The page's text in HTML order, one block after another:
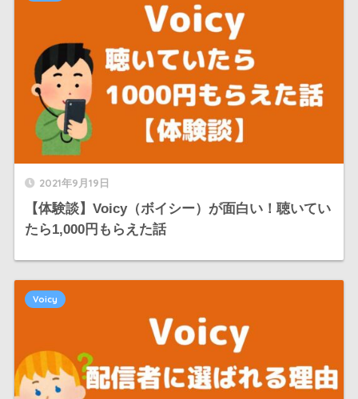
2021年9月19日
【体験談】Voicy（ボイシー）が面白い！聴いてい
たら1,000円もらえた話
Voicy